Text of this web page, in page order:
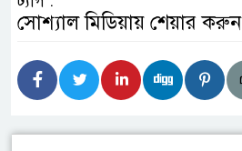
সোশ্যাল মিডিয়ায় শেয়ার করুন